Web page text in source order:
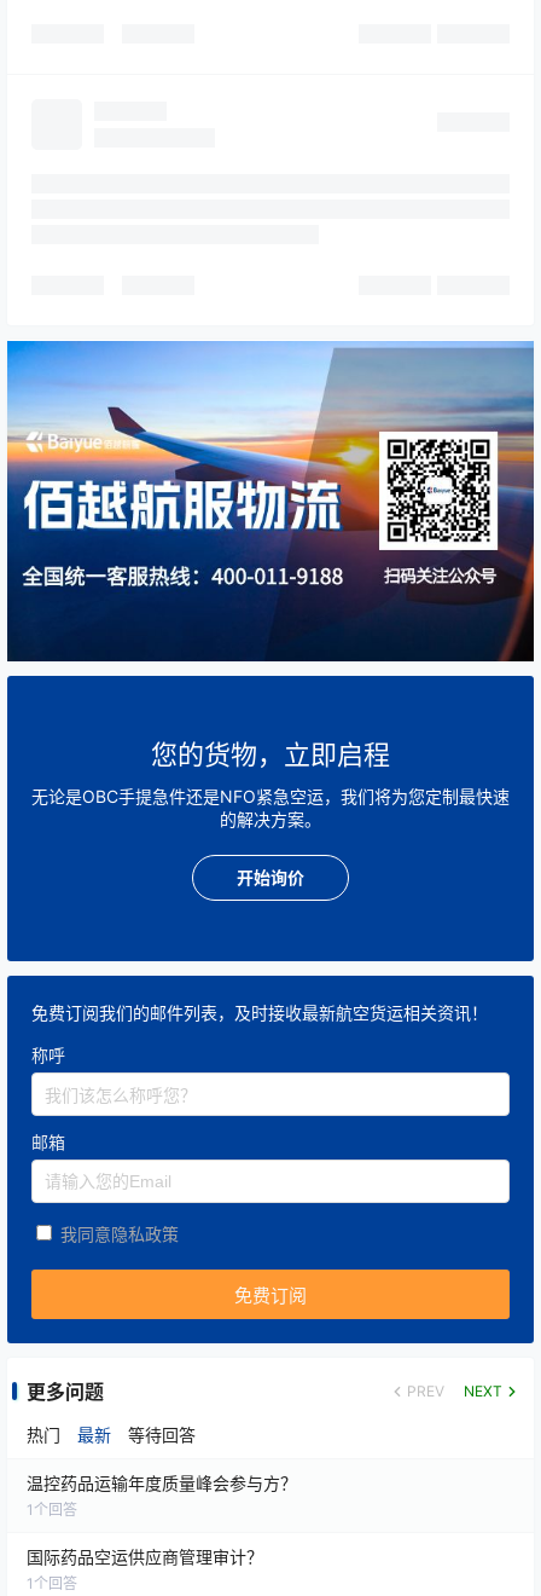
您的货物，立即启程
无论是OBC手提急件还是NFO紧急空运，我们将为您定制最快速
的解决方案。
开始询价
免费订阅我们的邮件列表，及时接收最新航空货运相关资讯！
称呼
邮箱
我同意隐私政策
更多问题 PREV NEXT
热门 最新 等待回答
温控药品运输年度质量峰会参与方？
1 个回答
国际药品空运供应商管理审计？
1 个回答